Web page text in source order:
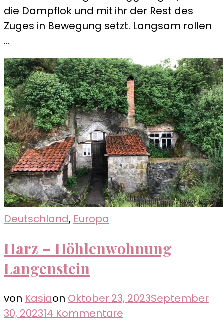
mit
der
Dampflok
die Dampflok und mit ihr der Rest des
Zuges in Bewegung setzt. Langsam rollen
…
Deutschland, Europa
Harz – Höhlenwohnung
Langenstein
von Kasiaon Oktober 23, 2023September
30, 202314 Kommentare